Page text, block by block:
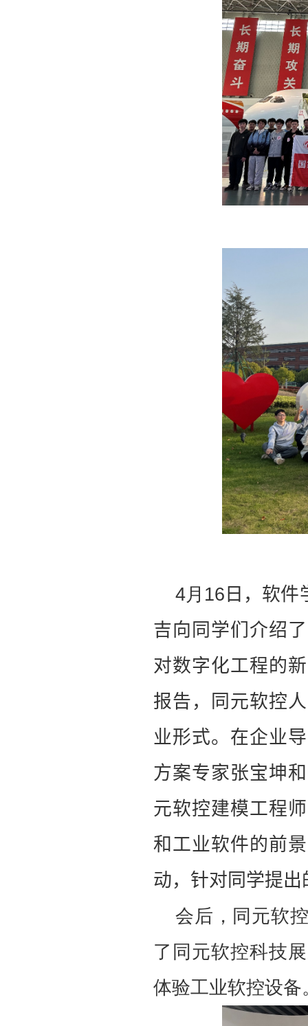
4月16 日，软件
吉向同学们介绍
对数字化工程的
报告，同元软控
业形式。在企业
方案专家张宝坤
元软控建模工程
和工业软件的前
动，针对同学提
会后，同元软
了同元软控科技
体验工业软控设备